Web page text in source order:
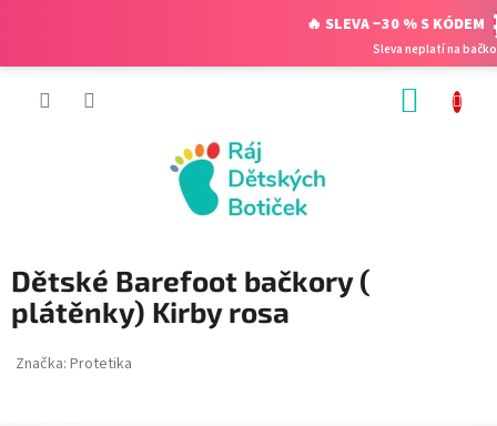
Dětské Barefoot bačkory (
plátěnky) Kirby rosa
Značka: Protetika
🔥 SLEVA −30 % S KÓDEM
Sleva neplatí na